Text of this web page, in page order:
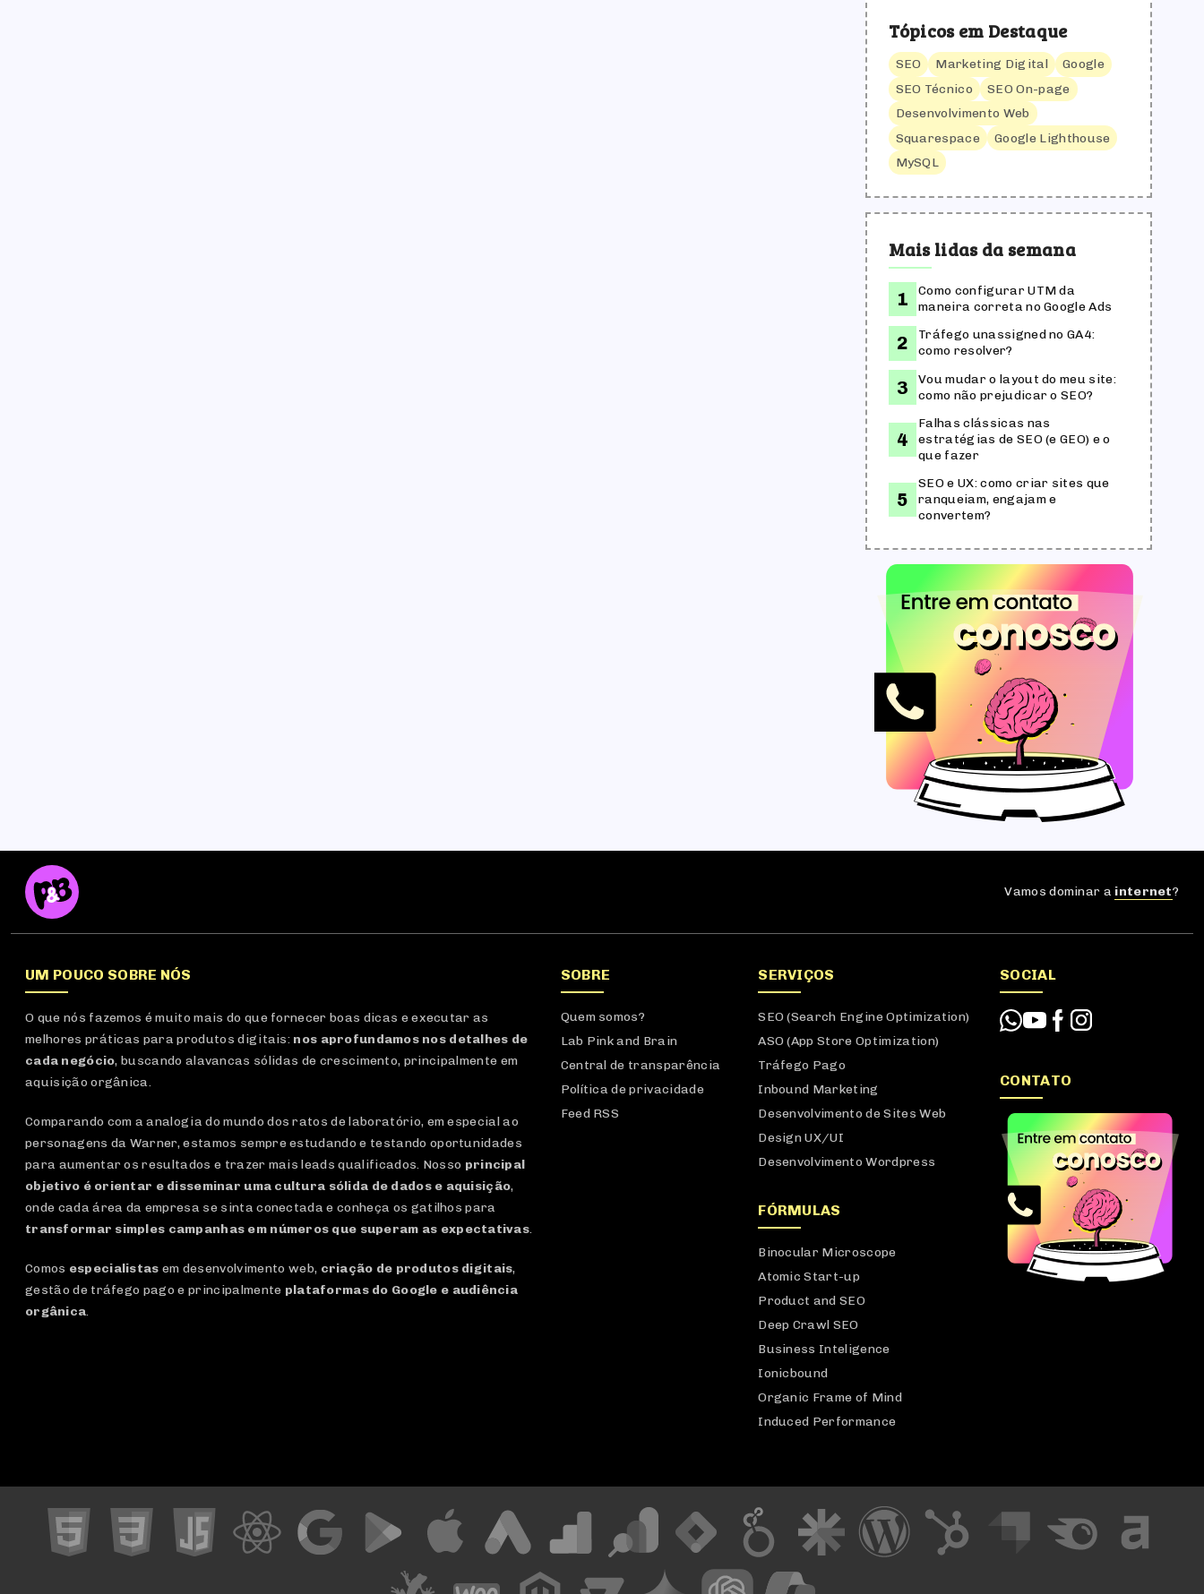
Tópicos em Destaque
SEO Marketing Digital
Google
SEO Técnico
SEO On-page
Desenvolvimento Web
Squarespace
Google Lighthouse
MySQL
Mais lidas da semana
Como configurar UTM da
maneira correta no Google Ads
Tráfego unassigned no GA4:
como resolver?
Vou mudar o layout do meu site:
como não prejudicar o SEO?
Falhas clássicas nas
estratégias de SEO (e GEO) e o
que fazer
SEO e UX: como criar sites que
ranqueiam, engajam e
convertem?
Vamos dominar a internet?
UM POUCO SOBRE NÓS
O que nós fazemos é muito mais do que fornecer boas dicas e executar as
melhores práticas para produtos digitais: nos aprofundamos nos detalhes de
cada negócio, buscando alavancas sólidas de crescimento, principalmente em
aquisição orgânica.
Comparando com a analogia do mundo dos ratos de laboratório, em especial ao
personagens da Warner, estamos sempre estudando e testando oportunidades
para aumentar os resultados e trazer mais leads qualificados. Nosso principal
objetivo é orientar e disseminar uma cultura sólida de dados e aquisição,
onde cada área da empresa se sinta conectada e conheça os gatilhos para
transformar simples campanhas em números que superam as expectativas.
Comos especialistas em desenvolvimento web, criação de produtos digitais,
gestão de tráfego pago e principalmente plataformas do Google e audiência
orgânica.
SOBRE
Quem somos?
Lab Pink and Brain
Central de transparência
Política de privacidade
Feed RSS
SERVIÇOS
SEO (Search Engine Optimization)
ASO (App Store Optimization)
Tráfego Pago
Inbound Marketing
Desenvolvimento de Sites Web
Design UX/UI
Desenvolvimento Wordpress
FÓRMULAS
Binocular Microscope
Atomic Start-up
Product and SEO
Deep Crawl SEO
Business Inteligence
Ionicbound
Organic Frame of Mind
Induced Performance
SOCIAL
CONTATO